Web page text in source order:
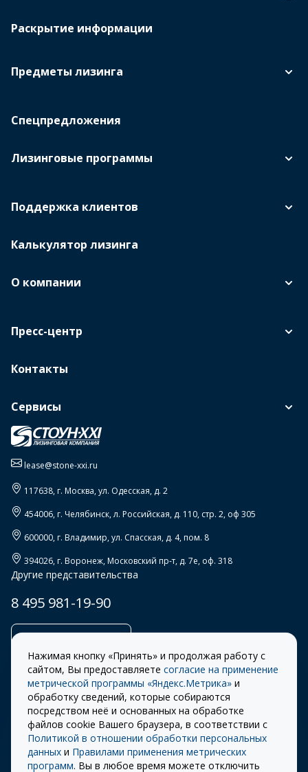
Предметы лизинга
Спецпредложения
Лизинговые программы
Поддержка клиентов
Калькулятор лизинга
О компании
Пресс-центр
Контакты
Сервисы
Раскрытие информации
lease@stone-xxi.ru
117638, г. Москва,ул. Одесская, д. 2
454006, г. Челябинск,л. Российская, д. 110, стр. 2, оф 305
600000, г. Владимир,ул. Спасская, д. 4, пом. 8
394026, г. Воронеж,Московский пр-т, д. 7е, оф. 318
Другие представительства
8 495 981-19-90
© 2026 «СТОУН-XXI»
Разработка сайта –
ITECH
Правила
использования cookie
Правила пользования
сайтом
Нажимая кнопку «Принять» и продолжая работу с
сайтом, Вы предоставляете согласие на применение
метрической программы «Яндекс.Метрика» и
обработку сведений, которые собираются
посредством неё и основанных на обработке
файлов cookie Вашего браузера, в соответствии с
Политикой в отношении обработки персональных
данных и Правилами применения метрических
программ. Вы в любое время можете отключить